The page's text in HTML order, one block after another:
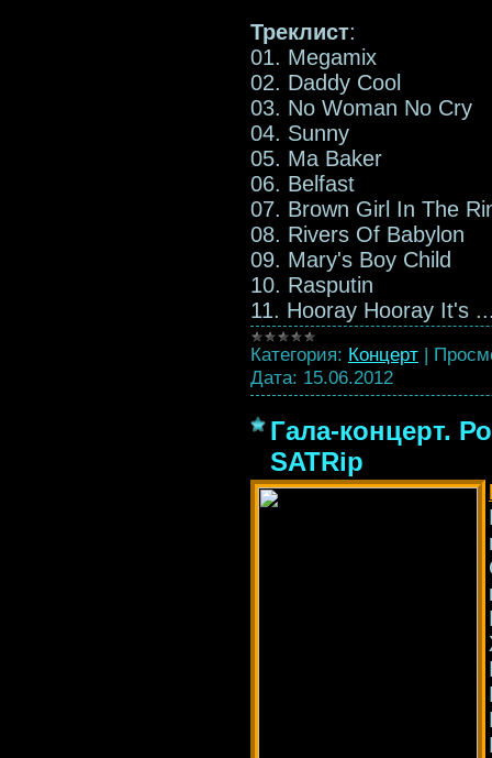
Треклист:
01. Megamix
02. Daddy Cool
03. No Woman No Cry
04. Sunny
05. Ma Baker
06. Belfast
07. Brown Girl In The
08. Rivers Of Babylon
09. Mary's Boy Child
10. Rasputin
11. Hooray Hooray It's
Категория: Концерт |
Дата: 15.06.2012
Гала-концерт.
SATRip